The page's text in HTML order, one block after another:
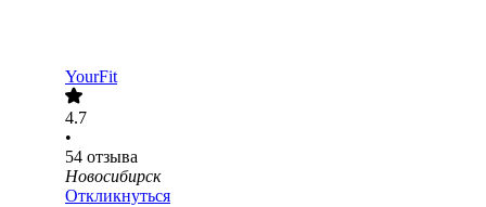
YourFit
4.7
•
54 отзыва
Новосибирск
Откликнуться